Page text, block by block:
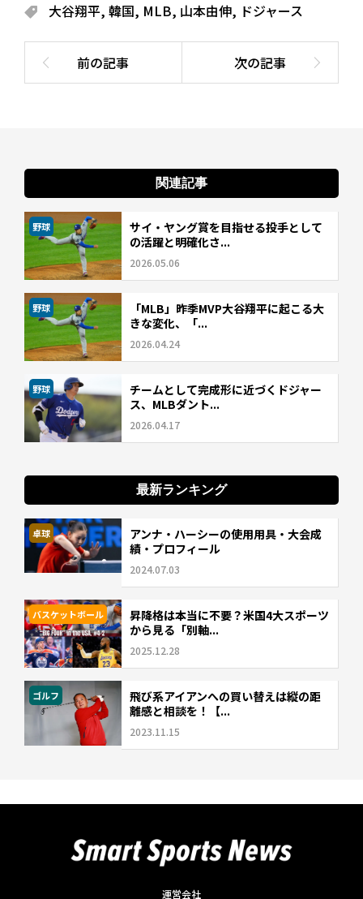
大谷翔平, 韓国, MLB, 山本由伸, ドジャース
関連記事
野球
サイ・ヤング賞を目指せる投手として
の活躍と明確化さ...
2026.05.06
野球
「MLB」昨季MVP大谷翔平に起こる大
きな変化、「...
2026.04.24
野球
チームとして完成形に近づくドジャー
ス、MLBダント...
2026.04.17
最新ランキング
卓球
アンナ・ハーシーの使用用具・大会成
績・プロフィール
2024.07.03
バスケットボール
昇降格は本当に不要？米国4大スポーツ
から見る「別軸...
2025.12.28
ゴルフ
飛び系アイアンへの買い替えは縦の距
離感と相談を！【...
2023.11.15
運営会社